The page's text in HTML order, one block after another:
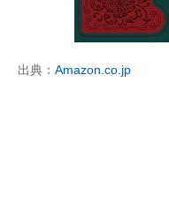
出典： Amazon.co.jp